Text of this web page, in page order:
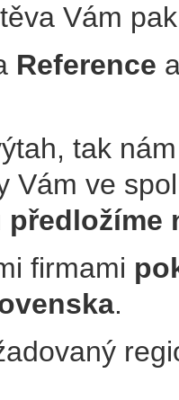
Vám
Reference
tak
Vám ve
předložíme
firmami
.